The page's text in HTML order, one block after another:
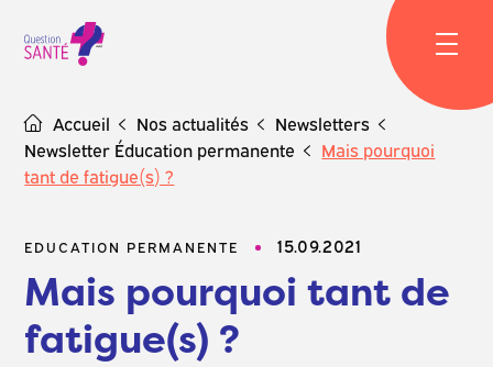
content
Accueil Nos actualités
Newsletters
Newsletter Éducation permanente
Mais pourquoi
tant de fatigue(s) ?
EDUCATION PERMANENTE 15.09.2021
Mais pourquoi tant de
fatigue(s) ?